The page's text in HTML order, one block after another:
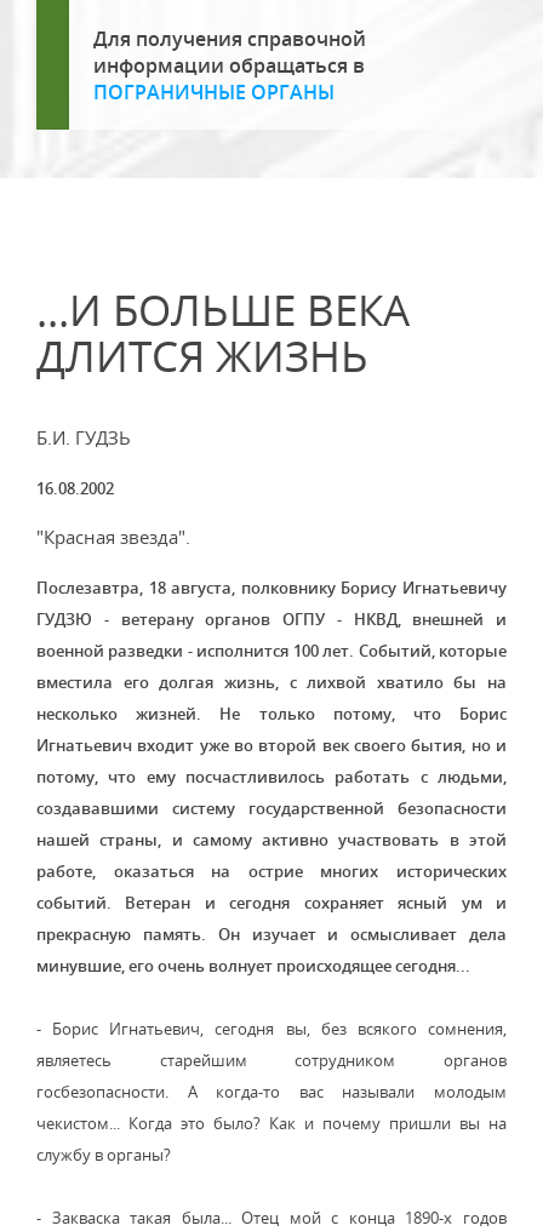
Для получения справочной
информации обращаться в
ПОГРАНИЧНЫЕ ОРГАНЫ
...И БОЛЬШЕ ВЕКА
ДЛИТСЯ ЖИЗНЬ
Б.И. ГУДЗЬ
16.08.2002
"Красная звезда".
Послезавтра, 18 августа, полковнику Борису Игнатьевичу
ГУДЗЮ - ветерану органов ОГПУ - НКВД, внешней и
военной разведки - исполнится 100 лет. Событий, которые
вместила его долгая жизнь, с лихвой хватило бы на
несколько жизней. Не только потому, что Борис
Игнатьевич входит уже во второй век своего бытия, но и
потому, что ему посчастливилось работать с людьми,
создававшими систему государственной безопасности
нашей страны, и самому активно участвовать в этой
работе, оказаться на острие многих исторических
событий. Ветеран и сегодня сохраняет ясный ум и
прекрасную память. Он изучает и осмысливает дела
минувшие, его очень волнует происходящее сегодня...
- Борис Игнатьевич, сегодня вы, без всякого сомнения,
являетесь старейшим сотрудником органов
госбезопасности. А когда-то вас называли молодым
чекистом... Когда это было? Как и почему пришли вы на
службу в органы?
- Закваска такая была... Отец мой с конца 1890-х годов